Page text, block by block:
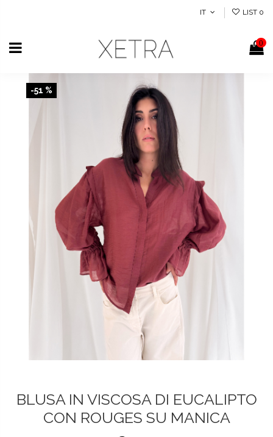
IT LIST 0
0
-51 %
BLUSA IN VISCOSA DI EUCALIPTO
CON ROUGES SU MANICA